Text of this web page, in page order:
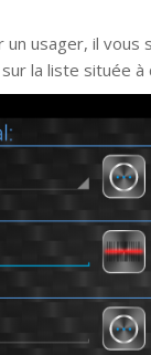
un usager, il
la liste située à